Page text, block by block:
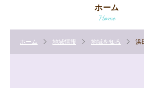
ホーム
Home
ホーム 地域情報 地域を知る 浜